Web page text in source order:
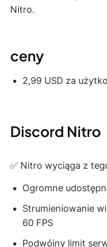
Nitro.
ceny
2,99 USD za
Discord Nitro
✅ Nitro wyciąga z
Ogromne
Strumieniowanie
60 FPS
Podwójny limit